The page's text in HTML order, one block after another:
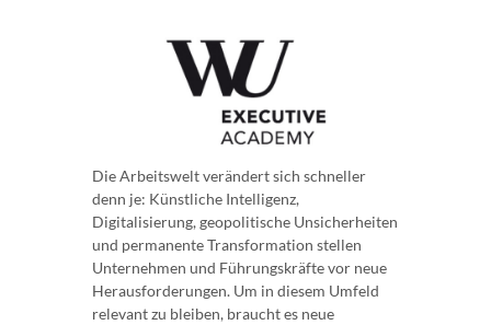
Die Arbeitswelt verändert sich schneller
denn je: Künstliche Intelligenz,
Digitalisierung, geopolitische Unsicherheiten
und permanente Transformation stellen
Unternehmen und Führungskräfte vor neue
Herausforderungen. Um in diesem Umfeld
relevant zu bleiben, braucht es neue